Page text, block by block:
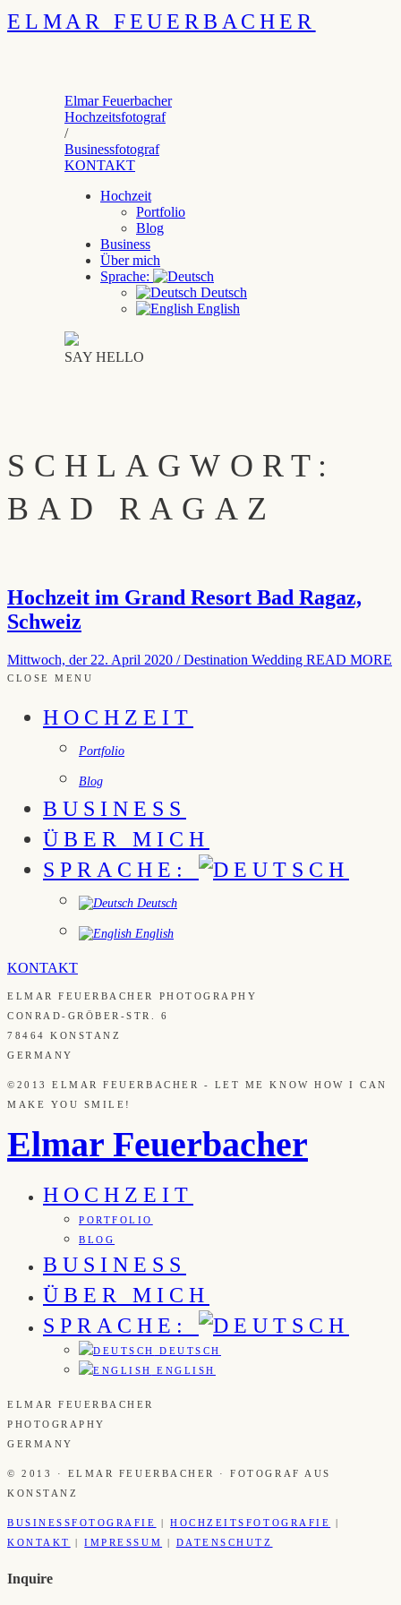
ELMAR FEUERBACHER
Elmar Feuerbacher
Hochzeitsfotograf
/
Businessfotograf
KONTAKT
Hochzeit
Portfolio
Blog
Business
Über mich
Sprache:
Deutsch
English
SAY HELLO
SCHLAGWORT:
BAD RAGAZ
Hochzeit im Grand Resort Bad Ragaz,
Schweiz
Mittwoch, der 22. April 2020 /Destination Wedding READ MORE
CLOSE MENU
HOCHZEIT
Portfolio
Blog
BUSINESS
ÜBER MICH
SPRACHE:
Deutsch
English
KONTAKT
ELMAR FEUERBACHER PHOTOGRAPHY
CONRAD-GRÖBER-STR. 6
78464 KONSTANZ
GERMANY
©2013 ELMAR FEUERBACHER - LET ME KNOW HOW I CAN
MAKE YOU SMILE!
Elmar Feuerbacher
HOCHZEIT
PORTFOLIO
BLOG
BUSINESS
ÜBER MICH
SPRACHE:
DEUTSCH
ENGLISH
ELMAR FEUERBACHER
PHOTOGRAPHY
GERMANY
© 2013 · ELMAR FEUERBACHER · FOTOGRAF AUS
KONSTANZ
BUSINESSFOTOGRAFIE |HOCHZEITSFOTOGRAFIE
|
KONTAKT
|IMPRESSUM | DATENSCHUTZ
Inquire